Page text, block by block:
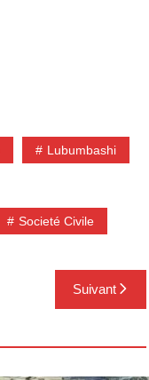
Lubumbashi
Societé Civile
Suivant